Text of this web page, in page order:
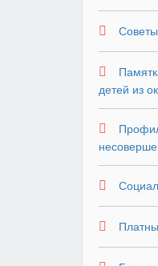
детей из